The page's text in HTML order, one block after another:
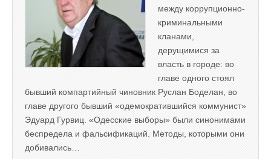
между коррупционно-
криминальными
кланами,
дерущимися за
власть в городе: во
главе одного стоял
бывший компартийный чиновник Руслан Боделан, во
главе другого бывший «одемократившийся коммунист»
Эдуард Гурвиц. «Одесские выборы» были синонимами
беспредела и фальсификаций. Методы, которыми они
добивались…